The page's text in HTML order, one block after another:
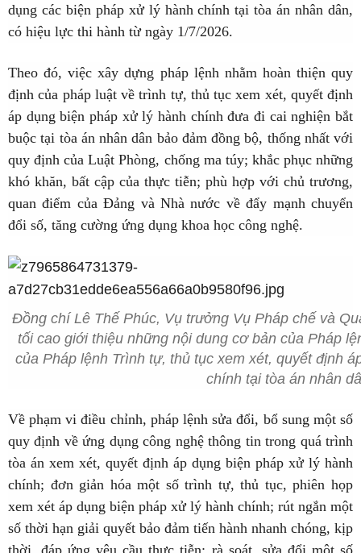
dụng các biện pháp xử lý hành chính tại tòa án nhân dân,
có hiệu lực thi hành từ ngày 1/7/2026.
Theo đó, việc xây dựng pháp lệnh nhằm hoàn thiện quy
định của pháp luật về trình tự, thủ tục xem xét, quyết định
áp dụng biện pháp xử lý hành chính đưa đi cai nghiện bắt
buộc tại tòa án nhân dân bảo đảm đồng bộ, thống nhất với
quy định của Luật Phòng, chống ma túy; khắc phục những
khó khăn, bất cập của thực tiễn; phù hợp với chủ trương,
quan điểm của Đảng và Nhà nước về đẩy mạnh chuyển
đổi số, tăng cường ứng dụng khoa học công nghệ.
Đồng chí Lê Thế Phúc, Vụ trưởng Vụ Pháp chế và
tối cao giới thiệu những nội dung cơ bản của Pháp
của Pháp lệnh Trình tự, thủ tục xem xét, quyết định
chính tại tòa án nhân
Về phạm vi điều chỉnh, pháp lệnh sửa đổi, bổ sung một số
quy định về ứng dụng công nghệ thông tin trong quá trình
tòa án xem xét, quyết định áp dụng biện pháp xử lý hành
chính; đơn giản hóa một số trình tự, thủ tục, phiên họp
xem xét áp dụng biện pháp xử lý hành chính; rút ngắn một
số thời hạn giải quyết bảo đảm tiến hành nhanh chóng, kịp
thời, đáp ứng yêu cầu thực tiễn; rà soát, sửa đổi một số